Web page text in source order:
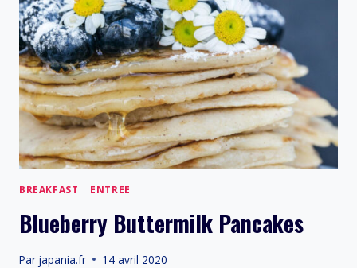
BREAKFAST | ENTREE
Blueberry Buttermilk Pancakes
Par japania.fr 14 avril 2020